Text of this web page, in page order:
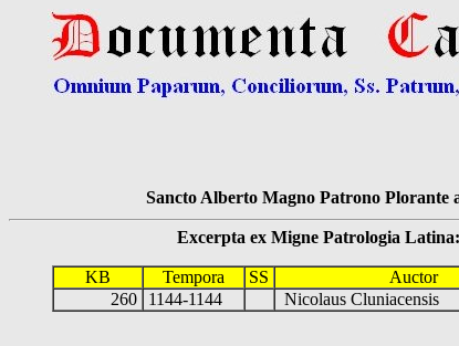
Sancto Alberto Magno Patrono Plorante
Excerpta ex Migne Patrologia Latina:
KB Tempora SS Auctor
260
1144-1144 Nicolaus Cluniacensis